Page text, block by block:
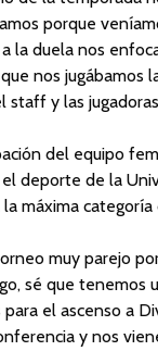
porque
la duela nos
nos jugábamos
staff y las
del equipo
deporte de la
la máxima
muy parejo
sé que tenemos
para el ascenso a
y nos